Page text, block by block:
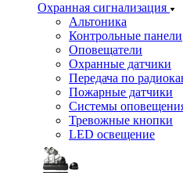
Охранная сигнализация
Альтоника
Контрольные панели
Оповещатели
Охранные датчики
Передача по
Пожарные датчики
Системы
Тревожные кнопки
LED освещение